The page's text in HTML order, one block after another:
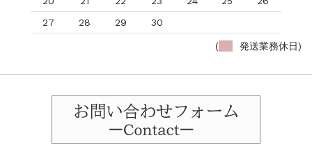
27
28 29 30
( 発送業務休日)